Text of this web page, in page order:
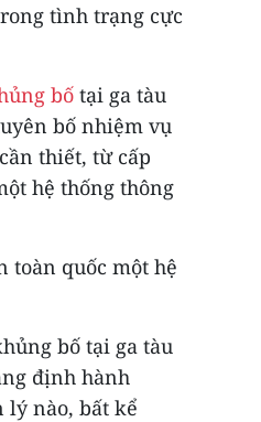
tình trạng cực
bố tại ga tàu
bố nhiệm vụ
thiết, từ cấp
hệ thống thông
toàn quốc một hệ
bố tại ga tàu
định hành
lý nào, bất kể